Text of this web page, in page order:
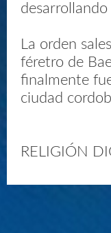
La orden
féretro de
finalmente
ciudad
RELIGIÓN